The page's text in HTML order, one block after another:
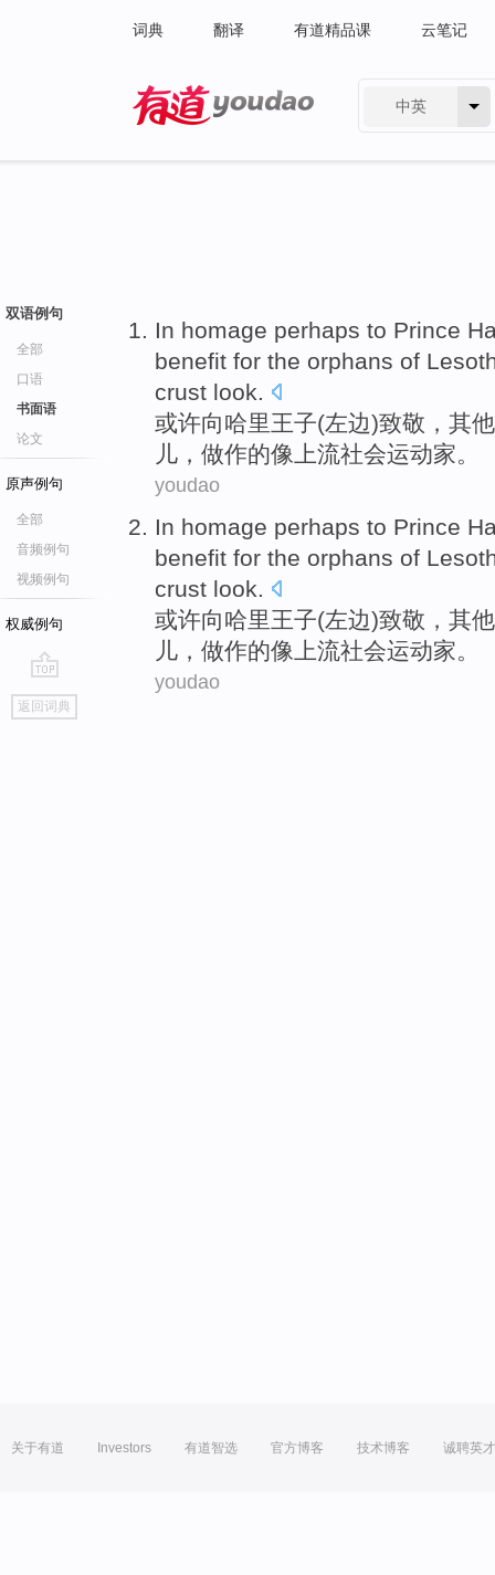
词典 翻译 有道精品课 云笔记
中英
双语例句
全部
口语
书面语
论文
原声例句
全部
音频例句
视频例句
权威例句
go
top
返回词典
In homage perhaps to Prince
benefit for the orphans of
crust look.
或许向哈里王子(左边)致敬 ， 其
儿 ， 做作的像上流社会运动家。
youdao
In homage perhaps to Prince
benefit for the orphans of
crust look.
或许向哈里王子(左边)致敬 ， 其
儿 ， 做作的像上流社会运动家。
youdao
关于有道 Investors 有道智选 官方博客 技术博客 诚聘英才